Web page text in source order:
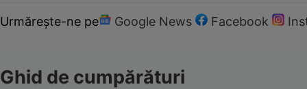
Urmărește-ne pe Google News Facebook
Ghid de cumpărături